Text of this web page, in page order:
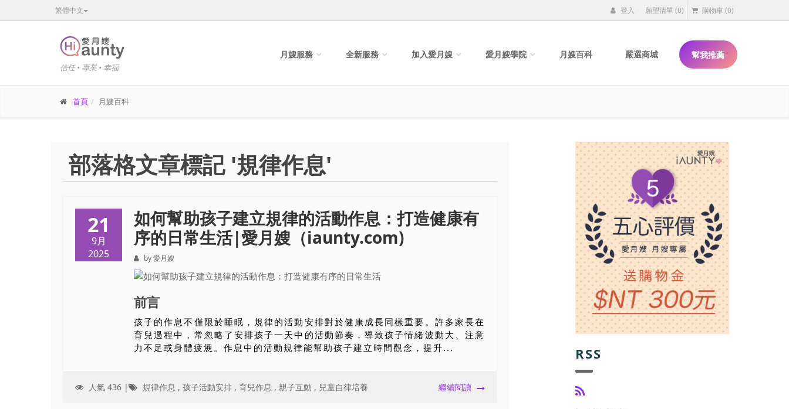
繁體中文 登入 願望清單(0) 購物車 (0)
信任 • 專業 • 幸福
月嫂服務 全新服務 加入愛月嫂 愛月嫂學院 月嫂百科 嚴選商城 幫我推薦
首頁 月嫂百科
部落格文章標記 '規律作息'
21
9月
2025
如何幫助孩子建立規律的活動作息：打造健康有
序的日常生活|愛月嫂（iaunty.com)
by 愛月嫂
前言
孩子的作息不僅限於睡眠，規律的活動安排對於健康成長同樣重要。許多家長在
育兒過程中，常忽略了安排孩子一天中的活動節奏，導致孩子情緒波動大、注意
力不足或身體疲憊。作息中的活動規律能幫助孩子建立時間觀念，提升...
人氣 436 | 規律作息 , 孩子活動安排 , 育兒作息 , 親子互動 , 兒童自律培養 繼續閱讀
RSS